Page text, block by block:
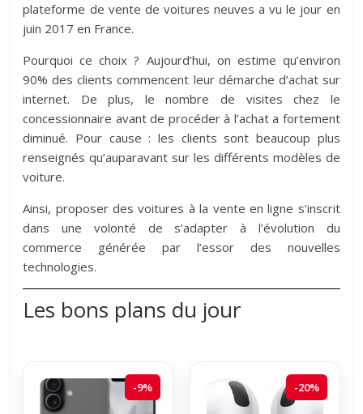
plateforme de vente de voitures neuves a vu le jour en
juin 2017 en France.
Pourquoi ce choix ? Aujourd’hui, on estime qu’environ
90% des clients commencent leur démarche d’achat sur
internet. De plus, le nombre de visites chez le
concessionnaire avant de procéder à l’achat a fortement
diminué. Pour cause : les clients sont beaucoup plus
renseignés qu’auparavant sur les différents modèles de
voiture.
Ainsi, proposer des voitures à la vente en ligne s’inscrit
dans une volonté de s’adapter à l’évolution du
commerce générée par l’essor des nouvelles
technologies.
Les bons plans du jour
-9% -20%